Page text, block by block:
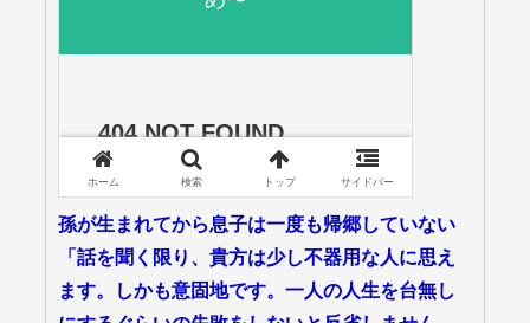
孫が生まれてから息子は一度も帰郷していない
「話を聞く限り、貴方は少し不器用な人に思え
ます。しかも意固地です。一人の人生を台無し